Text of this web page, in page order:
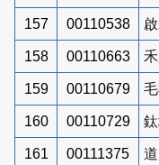
157 00110538
158 00110663
159 00110679
160 00110729
161 00111375